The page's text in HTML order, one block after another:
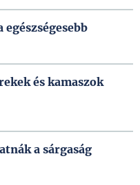
és kamaszok
a sárgaság